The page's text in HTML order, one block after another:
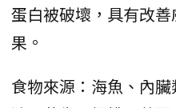
蛋白被破壞，具有改
果。
食物來源：海魚、內